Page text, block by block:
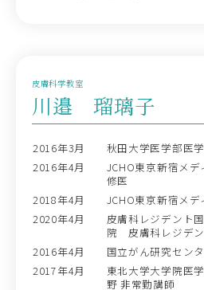
皮膚科学教室
川邉 瑠璃子
2016年3月
秋田大学医学部医
2016年4月
JCHO東京新宿メ
修医
2018年4月
JCHO東京新宿メデ
2020年4月
皮膚科レジデント
院 皮膚科レジデ
2016年4月
国立がん研究セン
2017年4月
東北大学大学院医
野 非常勤講師